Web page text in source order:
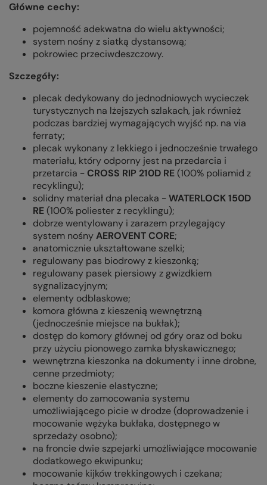
Główne cechy:
pojemność adekwatna do wielu aktywności;
system nośny z siatką dystansową;
pokrowiec przeciwdeszczowy.
Szczegóły:
plecak dedykowany do jednodniowych wycieczek
turystycznych na lżejszych szlakach, jak również
podczas bardziej wymagających wyjść np. na via
ferraty;
plecak wykonany z lekkiego i jednocześnie trwałego
materiału, który odporny jest na przedarcia i
przetarcia -CROSS RIP 210D RE(100% poliamid z
recyklingu);
solidny materiał dna plecaka -WATERLOCK 150D
RE(100% poliester z recyklingu);
dobrze wentylowany i zarazem przylegający
system nośnyAEROVENT CORE;
anatomicznie ukształtowane szelki;
regulowany pas biodrowy z kieszonką;
regulowany pasek piersiowy z gwizdkiem
sygnalizacyjnym;
elementy odblaskowe;
komora główna z kieszenią wewnętrzną
(jednocześnie miejsce na bukłak);
dostęp do komory głównej od góry oraz od boku
przy użyciu pionowego zamka błyskawicznego;
wewnętrzna kieszonka na dokumenty i inne drobne,
cenne przedmioty;
boczne kieszenie elastyczne;
elementy do zamocowania systemu
umożliwiającego picie w drodze (doprowadzenie i
mocowanie wężyka bukłaka, dostępnego w
sprzedaży osobno);
na froncie dwie szpejarki umożliwiające mocowanie
dodatkowego ekwipunku;
mocowanie kijków trekkingowych i czekana;